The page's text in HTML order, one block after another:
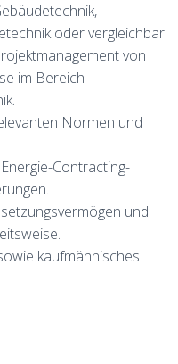
oder vergleichbar
von
im Bereich
Normen und
Contracting-
und
kaufmännisches